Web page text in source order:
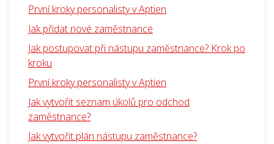
První kroky personalisty v Aptien
Jak přidat nové zaměstnance
Jak postupovat při nástupu zaměstnance? Krok po
kroku
První kroky personalisty v Aptien
Jak vytvořit seznam úkolů pro odchod
zaměstnance?
Jak vytvořit plán nástupu zaměstnance?